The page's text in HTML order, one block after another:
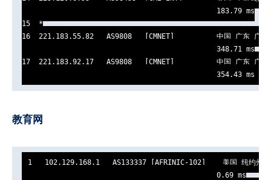
                                              183.79 ms
15  *
16  221.183.55.82   AS9808   [CMNET]          中国 广东 广
                                              348.71 ms
17  221.183.92.17   AS9808   [CMNET]          中国 广东 广
                                              354.43 ms
教育网
1   102.129.168.1   AS133337 [AFRINIC-102]    美国 纽约
                                              0.69 ms